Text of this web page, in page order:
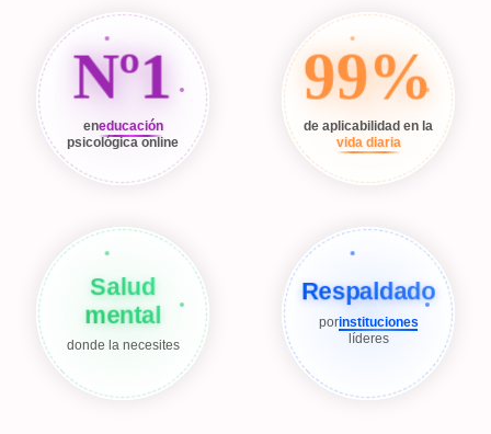
Nº1
eneducación
psicológica online
99%
de aplicabilidad en la
vida diaria
Salud
mental
donde la necesites
Respaldado
porinstituciones
líderes